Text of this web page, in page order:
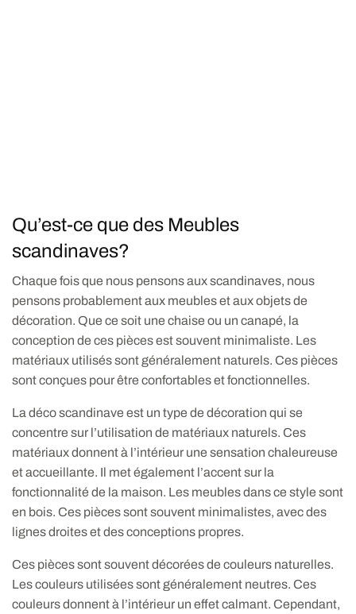
Qu’est-ce que des Meubles
scandinaves?
Chaque fois que nous pensons aux scandinaves, nous
pensons probablement aux meubles et aux objets de
décoration. Que ce soit une chaise ou un canapé, la
conception de ces pièces est souvent minimaliste. Les
matériaux utilisés sont généralement naturels. Ces pièces
sont conçues pour être confortables et fonctionnelles.
La déco scandinave est un type de décoration qui se
concentre sur l’utilisation de matériaux naturels. Ces
matériaux donnent à l’intérieur une sensation chaleureuse
et accueillante. Il met également l’accent sur la
fonctionnalité de la maison. Les meubles dans ce style sont
en bois. Ces pièces sont souvent minimalistes, avec des
lignes droites et des conceptions propres.
Ces pièces sont souvent décorées de couleurs naturelles.
Les couleurs utilisées sont généralement neutres. Ces
couleurs donnent à l’intérieur un effet calmant. Cependant,